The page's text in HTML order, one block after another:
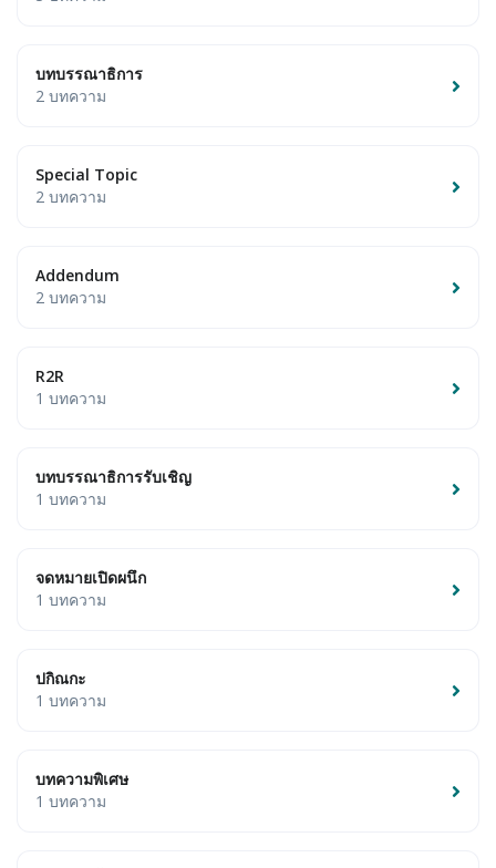
บทบรรณาธิการ
2 บทความ
Special Topic
2 บทความ
Addendum
2 บทความ
R2R
1 บทความ
บทบรรณาธิการรับเชิญ
1 บทความ
จดหมายเปิดผนึก
1 บทความ
ปกิณกะ
1 บทความ
บทความพิเศษ
1 บทความ